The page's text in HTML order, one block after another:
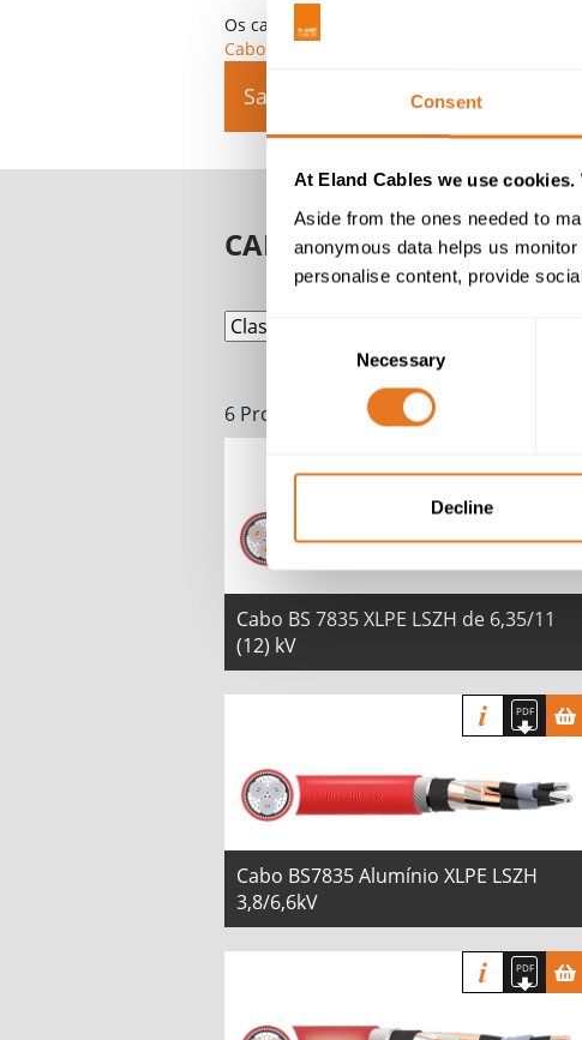
Consent
At Eland Cables we use
Aside from the ones needed to
anonymous data helps us
personalise content, provide
Consent
Necessary
Decline
Os cabos BS7835 podem ser
Cabo MR armado XLPE/LSZH/SWA/LSZH
Saiba mais
CABO BS7835
6 Produtos
Cabo BS 7835 XLPE LSZH de 6,35/11
(12) kV
Cabo BS7835 Alumínio XLPE LSZH
3,8/6,6kV